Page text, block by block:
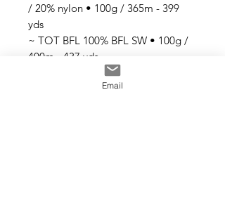
/ 20% nylon • 100g / 365m - 399
yds
~ TOT BFL 100% BFL SW • 100g /
400m - 437 yds
~ TOT TWIST 100% mérinos SW •
100g / 365m - 399 yds
Email